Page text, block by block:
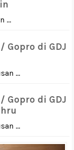
...
Gopro di GDJ
...
Gopro di GDJ
...